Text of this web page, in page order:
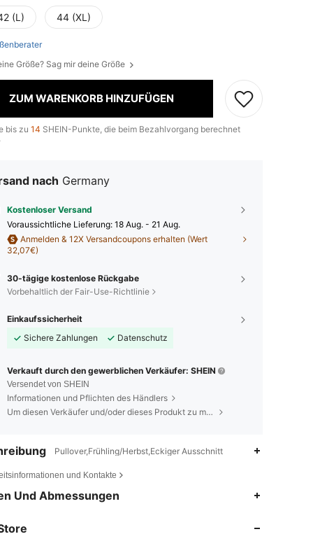
(L) 44 (XL)
Größe? Sag mir deine Größe
ZUM WARENKORB HINZUFÜGEN
bis zu 14 SHEIN-Punkte, die beim Bezahlvorgang berechnet
nach Germany
Kostenloser Versand
Voraussichtliche Lieferung: 18 Aug. - 21 Aug.
Anmelden & 12X Versandcoupons erhalten (Wert
32,07€)
30-tägige kostenlose Rückgabe
Vorbehaltlich der Fair-Use-Richtlinie
Einkaufssicherheit
Sichere Zahlungen
Datenschutz
Verkauft durch den gewerblichen Verkäufer: SHEIN
Versendet von SHEIN
Informationen und Pflichten des Händlers
Um diesen Verkäufer und/oder dieses Produkt zu melden
Pullover,Frühling/Herbst,Eckiger Ausschnitt
und Kontakte
Und Abmessungen
4,80